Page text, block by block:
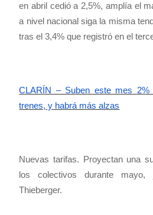
en abril cedió a 2,5%, amplía el
a nivel nacional siga la misma
tras el 3,4% que registró en el
CLARÍN – Suben este mes
trenes, y habrá más alzas
Nuevas tarifas. Proyectan una
los colectivos durante
Thieberger.